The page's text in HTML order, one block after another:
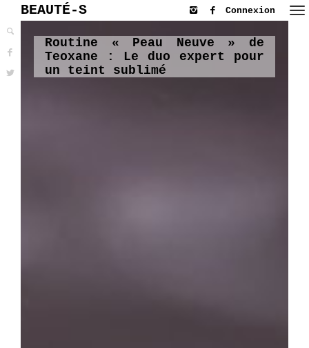
BEAUTÉ-S Connexion
Routine « Peau Neuve » de
Teoxane : Le duo expert pour
un teint sublimé